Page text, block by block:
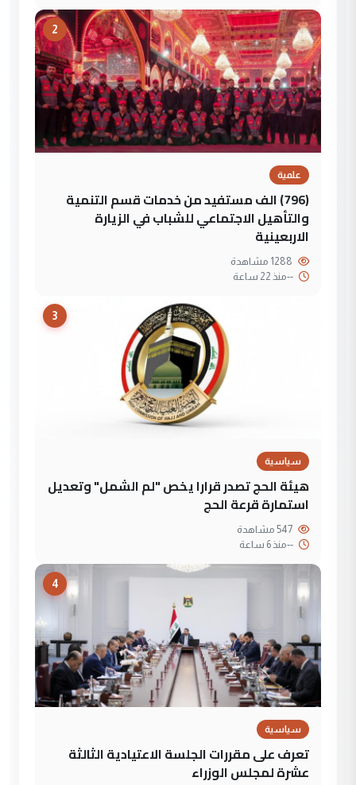
2
علمية
(796) الف مستفيد من خدمات قسم التنمية
والتأهيل الاجتماعي للشباب في الزيارة
الاربعينية
--منذ 22 ساعة
3
سياسية
هيئة الحج تصدر قرارا يخص "لم الشمل" وتعديل
استمارة قرعة الحج
--منذ 6 ساعة
4
سياسية
تعرف على مقررات الجلسة الاعتيادية الثالثة
عشرة لمجلس الوزراء